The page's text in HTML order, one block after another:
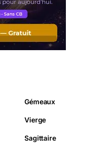
Gémeaux
Vierge
Sagittaire